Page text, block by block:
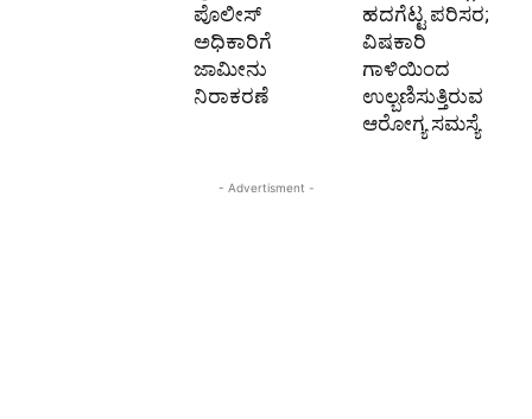
ಪೊಲೀಸ್‌
ಅಧಿಕಾರಿಗೆ
ಜಾಮೀನು
ನಿರಾಕರಣೆ
ಹದಗೆಟ್ಟ ಪರಿಸರ;
ವಿಷಕಾರಿ
ಗಾಳಿಯಿಂದ
ಉಲ್ಬಣಿಸುತ್ತಿರುವ
ಆರೋಗ್ಯ ಸಮಸ್ಯೆ
- Advertisment -